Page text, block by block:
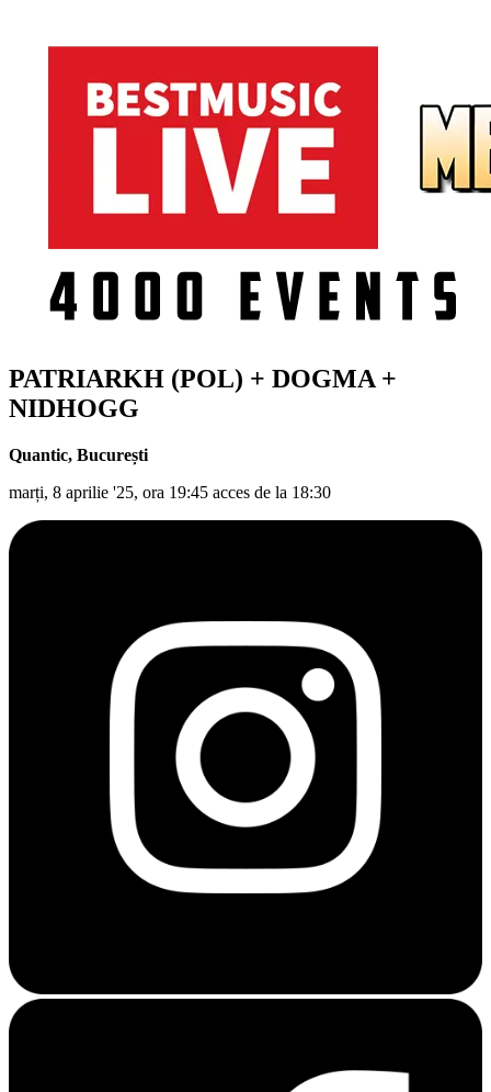
PATRIARKH (POL) + DOGMA +
NIDHOGG
Quantic, București
marți, 8 aprilie '25, ora 19:45 acces de la 18:30